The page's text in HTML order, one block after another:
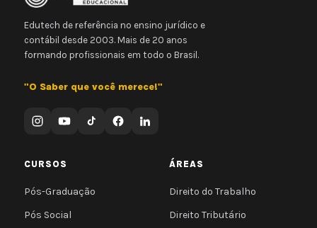
Edutech de referência no ensino jurídico e
contábil desde 2003. Mais de 20 anos
formando profissionais em todo o Brasil.
"O Saber que você merece!"
CURSOS
Pós-Graduação
Pós Social
ÁREAS
Direito do Trabalho
Direito Tributário